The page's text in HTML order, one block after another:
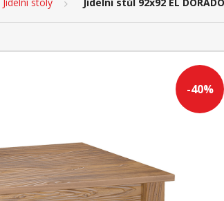
-40%